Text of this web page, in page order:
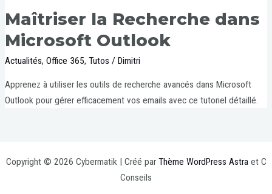
Maîtriser la Recherche dans
Microsoft Outlook
Actualités,Office 365,Tutos /Dimitri
Apprenez à utiliser les outils de recherche avancés dans Microsoft
Outlook pour gérer efficacement vos emails avec ce tutoriel détaillé.
Copyright © 2026 Cybermatik | Créé par Thème WordPress Astraet C
Conseils